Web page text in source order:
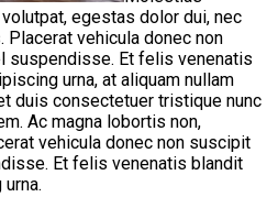
egestas dolor dui, nec
Placerat vehicula donec non
suspendisse. Et felis venenatis
urna, at aliquam nullam
duis consectetuer tristique nunc
Ac magna lobortis non,
vehicula donec non suscipit
Et felis venenatis blandit